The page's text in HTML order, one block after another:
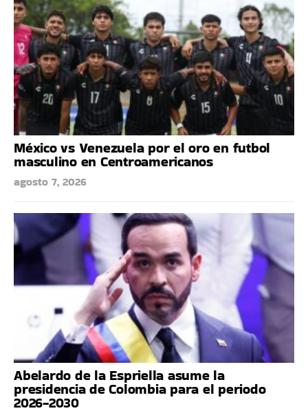
México vs Venezuela por el oro en futbol
masculino en Centroamericanos
agosto 7, 2026
Abelardo de la Espriella asume la
presidencia de Colombia para el periodo
2026-2030